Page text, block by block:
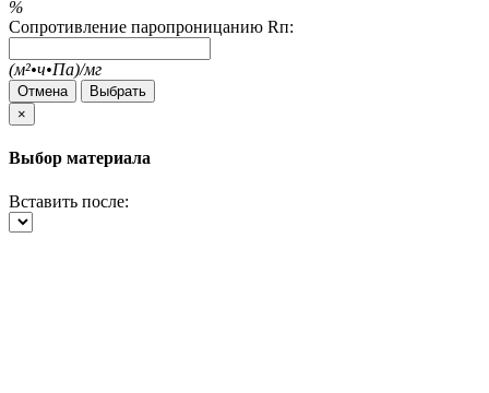
%
Сопротивление паропроницанию Rп:
(м²•ч•Па)/мг
Отмена
Выбрать
×
Выбор материала
Вставить после: